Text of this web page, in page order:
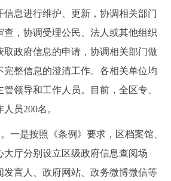
한국어 日本語
FRANÇAIS РУССКИЙ ЯЗЫК
息进行维护、更新，协调相关部门
查，协调受理公民、法人或其他组织
取政府信息的申请，协调相关部门做
完整信息的澄清工作。各相关单位均
领导和工作人员。目前，全区专、
员200名。
是按照《条例》要求，区档案馆、
大厅分别设立区级政府信息查阅场
发言人、政府网站、政务微博微信等